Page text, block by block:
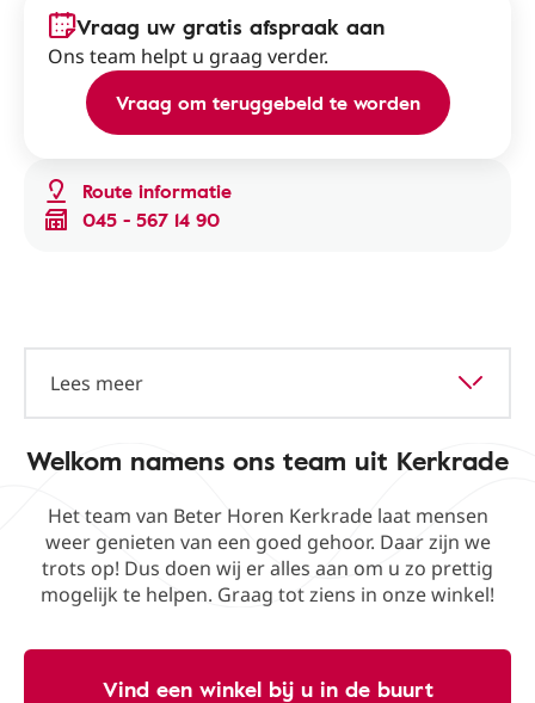
Route informatie
045 - 567 14 90
Vraag uw gratis afspraak aan
Ons team helpt u graag verder.
Vraag om teruggebeld te worden
Lees meer
Welkom namens ons team uit Kerkrade
Het team van Beter Horen Kerkrade laat mensen
weer genieten van een goed gehoor. Daar zijn we
trots op! Dus doen wij er alles aan om u zo prettig
mogelijk te helpen. Graag tot ziens in onze winkel!
Vind een winkel bij u in de buurt